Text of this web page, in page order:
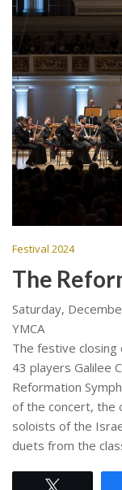
Festival 2024
The
Saturday,
YMCA
The festive closing
43 players Galilee
Reformation
of the concert, the
soloists of the
duets from the